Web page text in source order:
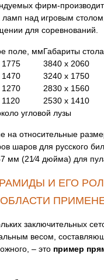
фирм-
ламп над игровым
для соревнований.
поле, ммГабариты
1775
3840 х 2060
1470
3240 х 1750
1270
2830 х 1560
1120
2530 х 1410
угловой лузы
на относительные
шаров для русского
мм (21⁄4 дюйма) для
И ЕГО
заключительных
весом,
– это пример